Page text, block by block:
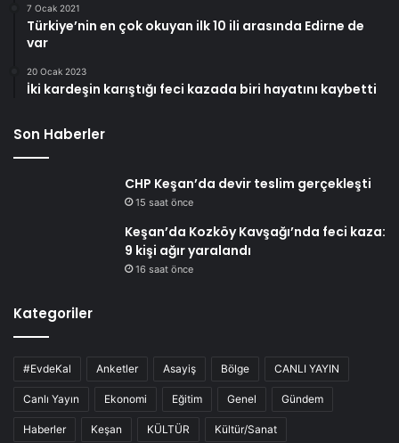
7 Ocak 2021
Türkiye’nin en çok okuyan ilk 10 ili arasında Edirne de
var
20 Ocak 2023
İki kardeşin karıştığı feci kazada biri hayatını kaybetti
Son Haberler
CHP Keşan’da devir teslim gerçekleşti
15 saat önce
Keşan’da Kozköy Kavşağı’nda feci kaza:
9 kişi ağır yaralandı
16 saat önce
Kategoriler
#EvdeKal Anketler Asayiş Bölge CANLI YAYIN
Canlı Yayın Ekonomi Eğitim Genel Gündem
Haberler Keşan KÜLTÜR Kültür/Sanat